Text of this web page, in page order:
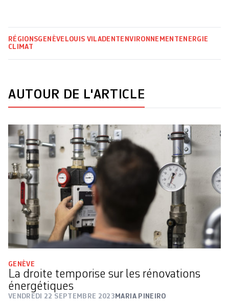
RÉGIONSGENÈVE LOUIS VILADENT ENVIRONNEMENT ENERGIE
CLIMAT
AUTOUR DE L'ARTICLE
GENÈVE
La droite temporise sur les rénovations
énergétiques
VENDREDI 22 SEPTEMBRE 2023 MARIA PINEIRO